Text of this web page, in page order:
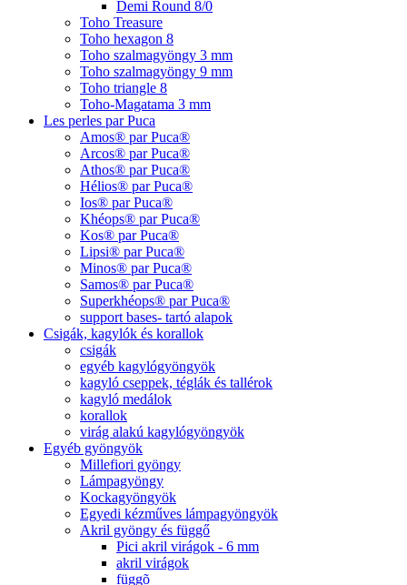
Demi Round 8/0
Toho Treasure
Toho hexagon 8
Toho szalmagyöngy 3 mm
Toho szalmagyöngy 9 mm
Toho triangle 8
Toho-Magatama 3 mm
Les perles par Puca
Amos® par Puca®
Arcos® par Puca®
Athos® par Puca®
Hélios® par Puca®
Ios® par Puca®
Khéops® par Puca®
Kos® par Puca®
Lipsi® par Puca®
Minos® par Puca®
Samos® par Puca®
Superkhéops® par Puca®
support bases- tartó alapok
Csigák, kagylók és korallok
csigák
egyéb kagylógyöngyök
kagyló cseppek, téglák és tallérok
kagyló medálok
korallok
virág alakú kagylógyöngyök
Egyéb gyöngyök
Millefiori gyöngy
Lámpagyöngy
Kockagyöngyök
Egyedi kézműves lámpagyöngyök
Akril gyöngy és függő
Pici akril virágok - 6 mm
akril virágok
függõ